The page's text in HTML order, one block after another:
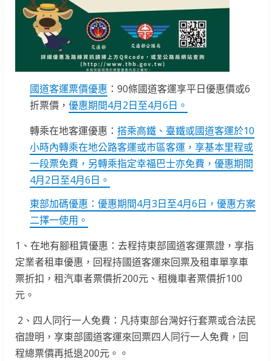
國道客運票價優惠 ：90條國道客運享平日優惠價或6
折票價， 優惠期間4月2日至4月6日。
轉乘在地客運優惠： 搭乘高鐵、臺鐵或國道客運於10
小時內轉乘在地公路客運或市區客運，享基本里程或
一段票免費，另轉乘指定幸福巴士亦免費，優惠期間
4月2日至4月6日。
東部加碼優惠：優惠期間4月3日至4月6日，優惠方案
二擇一使用。
1、在地有腳租賃優惠：去程持東部國道客運票證，享指
定業者租車優惠，回程持國道客運來回票及租車單享車
票折扣，租汽車者票價折200元、租機車者票價折100
元。
2、四人同行一人免費：凡持東部台灣好行套票或合法民
宿證明，享東部國道客運來回票四人同行一人免費，回
程總票價再抵退200元。。